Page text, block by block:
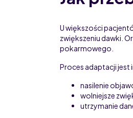
U większości
zwiększeniu dawki.
pokarmowego.
Proces adaptacji jest
nasilenie
wolniejsze
utrzymanie